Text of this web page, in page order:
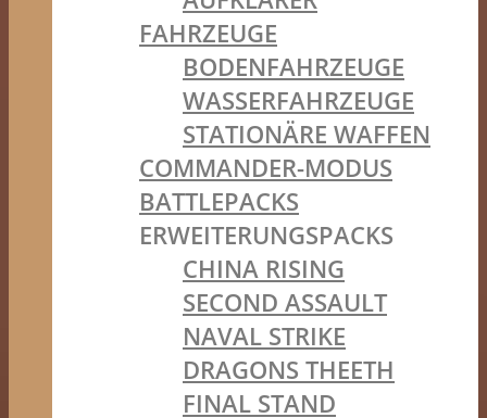
FAHRZEUGE
BODENFAHRZEUGE
WASSERFAHRZEUGE
STATIONÄRE WAFFEN
COMMANDER-MODUS
BATTLEPACKS
ERWEITERUNGSPACKS
CHINA RISING
SECOND ASSAULT
NAVAL STRIKE
DRAGONS THEETH
FINAL STAND